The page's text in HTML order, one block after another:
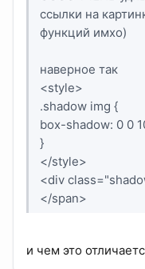
ссылки на
функций имхо)
наверное так
<style>
.shadow img {
box-shadow: 0 0
}
</style>
<div
</span>
и чем это